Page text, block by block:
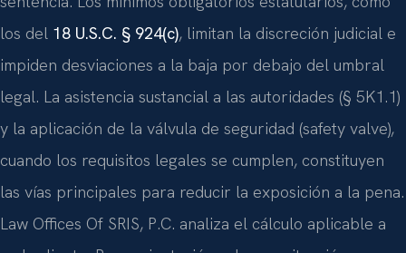
los del 18 U.S.C. § 924(c), limitan la discreción judicial e
impiden desviaciones a la baja por debajo del umbral
legal. La asistencia sustancial a las autoridades (§ 5K1.1)
y la aplicación de la válvula de seguridad (safety valve),
cuando los requisitos legales se cumplen, constituyen
las vías principales para reducir la exposición a la pena.
Law Offices Of SRIS, P.C. analiza el cálculo aplicable a